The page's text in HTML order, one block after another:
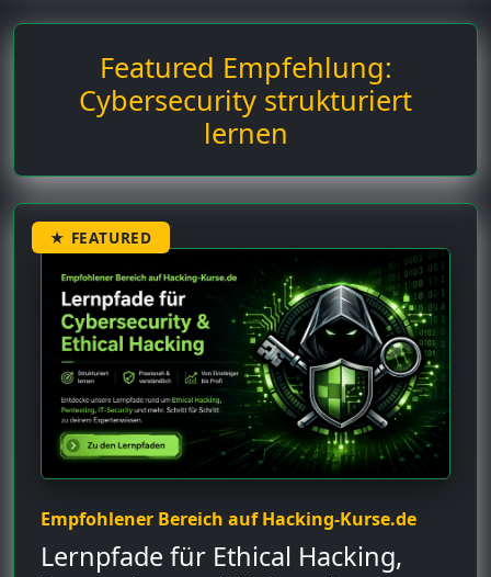
Featured Empfehlung:
Cybersecurity strukturiert
lernen
★ FEATURED
Empfohlener Bereich auf Hacking-Kurse.de
Lernpfade für Ethical Hacking,